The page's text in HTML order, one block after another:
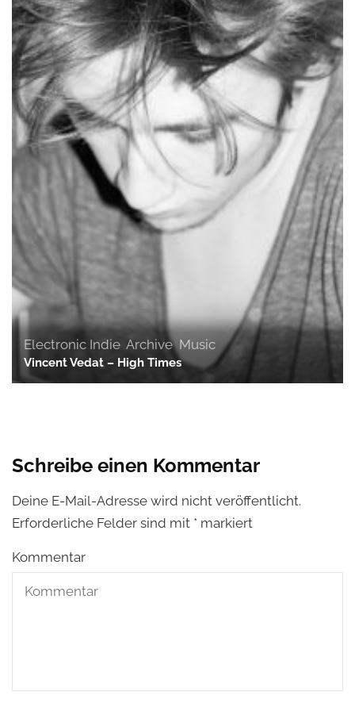
Electronic Indie Archive, Music
Vincent Vedat – High Times
Schreibe einen Kommentar
Deine E-Mail-Adresse wird nicht veröffentlicht.
Erforderliche Felder sind mit * markiert
Kommentar